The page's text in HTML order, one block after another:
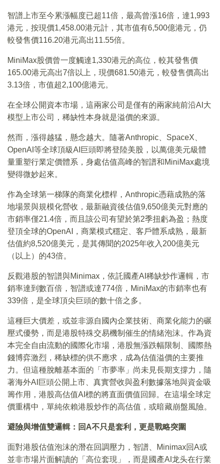
智譜上市至今累漲幅度已超11倍，最高曾漲16倍，達1,993
港元，按現價1,458.00港元計，其市值有6,500億港元，仍
較發售價116.20港元高出11.55倍。
MiniMax股價曾一度觸達1,330港元的高位，較其發售價
165.00港元高出7倍以上，現價681.50港元，較發售價高出
3.13倍，市值超2,100億港元。
在全球公開資本市場，這兩家公司是僅有的兩家純前沿AI大
模型上市公司，稀缺性本身就是溢價的來源。
然而，漲得越猛，懸念越大。隨著Anthropic、SpaceX、
OpenAI等全球頂級AI巨頭即將登陸美股，以萬億美元級體
量重塑行業定價體系，身處估值高峰的智譜和MiniMax處境
變得微妙起來。
作為全球第一梯隊的商業化標桿，Anthropic憑藉成熟的落
地場景與規模化營收，最新融資後估值9,650億美元對應的
市銷率僅21.4倍，而且該公司有望於第2季扭虧為盈；熱度
登頂全球的OpenAI，商業模式穩定、客戶體系成熟，最新
估值約8,520億美元，是其傳聞的2025年收入200億美元
（以上）的43倍。
反觀港股的智譜與Minimax，依託國產AI稀缺炒作邏輯，市
銷率達到數百倍，智譜或達774倍，MiniMax的市銷率也有
339倍，是全球頂尖巨頭的數十倍之多。
這種巨大價差，或並非源自國內企業技術、商業化能力的碾
壓式優勢，而是港股特殊交易機制催生的情緒泡沫。作為資
本完全自由流動的國際化市場，港股無漲跌幅限制、國際熱
錢博弈激烈，稀缺標的供不應求，成為估值溢價的主要推
力。但這種脫離基本面的「市夢率」尚未見長期支撐力，隨
著海外AI巨頭公開上市、真實營收與盈利數據落地與資金吸
籌作用，港股高估值AI標的將直面價值回歸。在這場全球定
價重構中，單純依賴港股炒作的高估值，或暗藏崩盤風險。
避險與增值雙邏輯：回A不只是套利，更是戰略突圍
面對港股估值泡沫的潛在回調壓力，智譜、Minimax回A或
並非市場片面解讀的「高位套現」，而是國產AI龙头在行業